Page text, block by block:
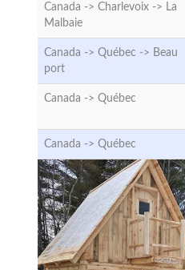
Canada -> Charlevoix -> La
Malbaie
Canada -> Québec -> Beau
port
Canada -> Québec
Canada -> Québec